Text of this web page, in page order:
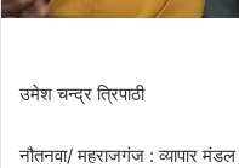
उमेश चन्द्र त्रिपाठी
नौतनवा/ महराजगंज : व्यापार